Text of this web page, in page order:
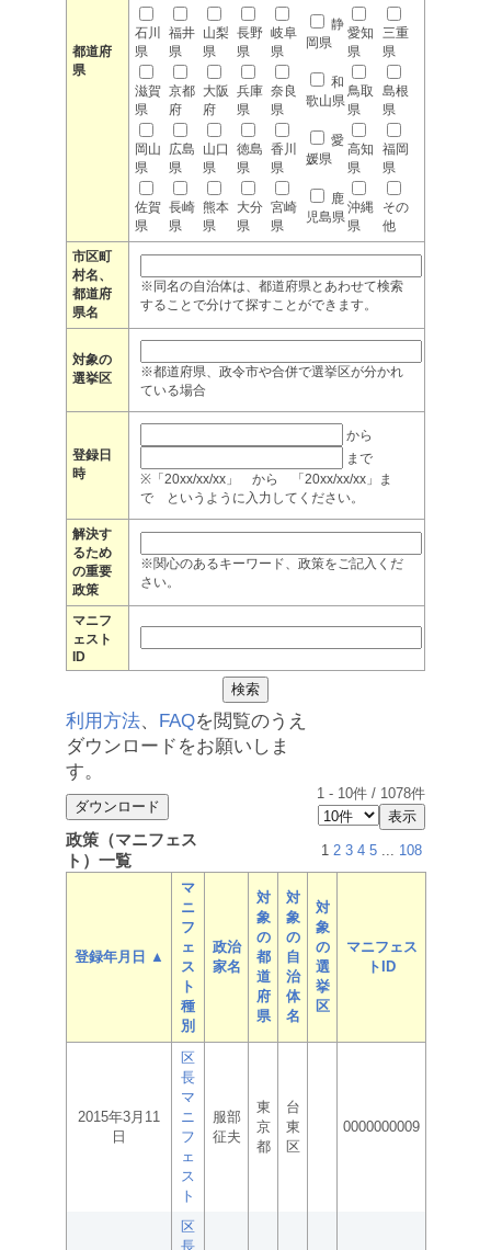
都道府
県
石川
県
福井
県
山梨
県
長野
県
岐阜
県
静
岡県
愛知
県
三重
県
滋賀
県
京都
府
大阪
府
兵庫
県
奈良
県
和
歌山県
鳥取
県
島根
県
岡山
県
広島
県
山口
県
徳島
県
香川
県
愛
媛県
高知
県
福岡
県
佐賀
県
長崎
県
熊本
県
大分
県
宮崎
県
鹿
児島県
沖縄
県
その
他
市区町
村名、
都道府
県名
※同名の自治体は、都道府県とあわせて検索
することで分けて探すことができます。
対象の
選挙区
※都道府県、政令市や合併で選挙区が分かれ
ている場合
登録日
時
から
まで
※「20xx/xx/xx」 から 「20xx/xx/xx」ま
で というように入力してください。
解決す
るため
の重要
政策
※関心のあるキーワード、政策をご記入くだ
さい。
マニフ
ェスト
ID
利用方法、 FAQを閲覧のうえ
ダウンロードをお願いしま
す。
1 - 10件 / 1078件
政策（マニフェス
ト）一覧
1 2 3 4 5 ... 108
登録年月日 ▲
マ
ニ
フ
ェ
ス
ト
種
別
政治
家名
対
象
の
都
道
府
県
対
象
の
自
治
体
名
対
象
の
選
挙
区
マニフェス
トID
2015年3月11
日
区
長
マ
ニ
フ
ェ
ス
ト
服部
征夫
東
京
都
台
東
区
0000000009
区
長